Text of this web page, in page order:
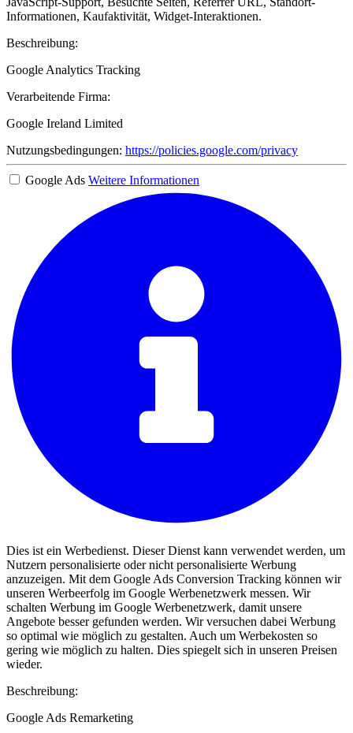
Informationen, Kaufaktivität, Widget-Interaktionen.
Beschreibung:
Google Analytics Tracking
Verarbeitende Firma:
Google Ireland Limited
Nutzungsbedingungen: https://policies.google.com/privacy
Google Ads Weitere Informationen
Dies ist ein Werbedienst. Dieser Dienst kann verwendet werden, um
Nutzern personalisierte oder nicht personalisierte Werbung
anzuzeigen. Mit dem Google Ads Conversion Tracking können wir
unseren Werbeerfolg im Google Werbenetzwerk messen. Wir
schalten Werbung im Google Werbenetzwerk, damit unsere
Angebote besser gefunden werden. Wir versuchen dabei Werbung
so optimal wie möglich zu gestalten. Auch um Werbekosten so
gering wie möglich zu halten. Dies spiegelt sich in unseren Preisen
wieder.
Beschreibung:
Google Ads Remarketing